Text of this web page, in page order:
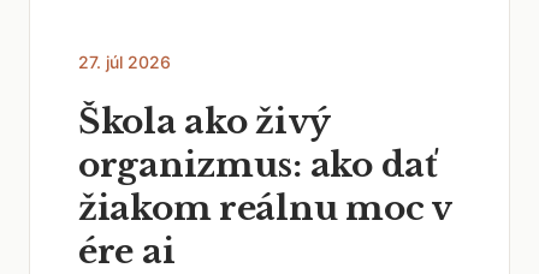
27. júl 2026
Škola ako živý
organizmus: ako dať
žiakom reálnu moc v
ére ai